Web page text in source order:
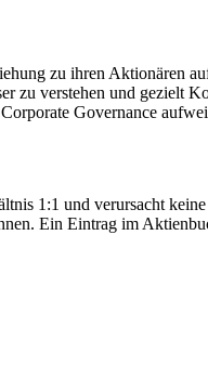
zu ihren Aktionären
zu verstehen und gezielt
Governance
1:1 und verursacht
Ein Eintrag im